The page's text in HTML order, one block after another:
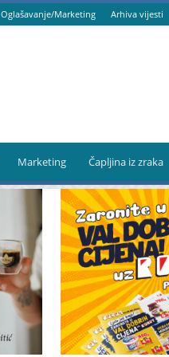
Oglašavanje/Marketing Arhiva vijesti
Marketing Čapljina iz zraka